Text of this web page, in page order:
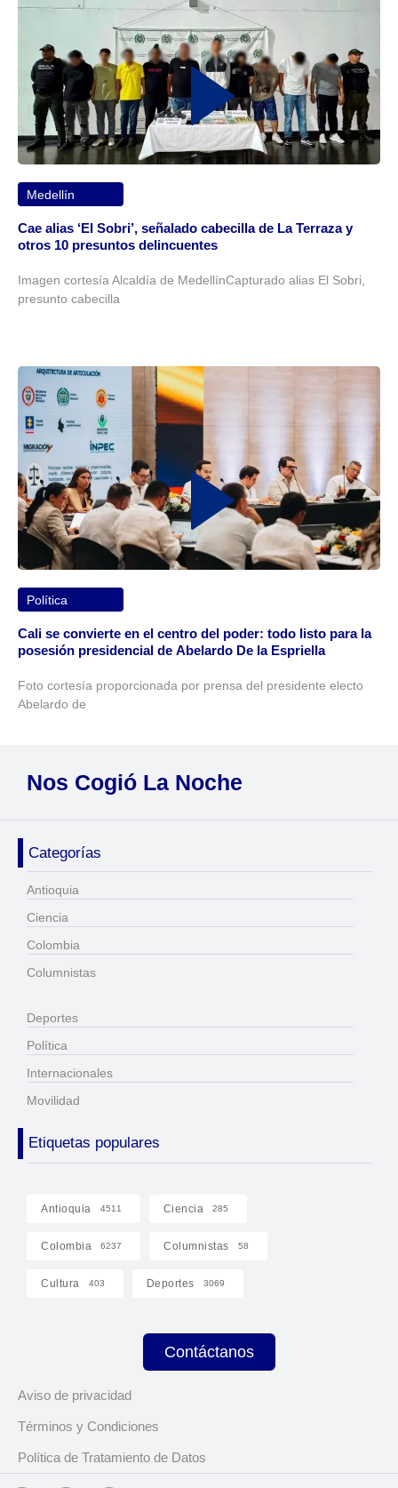
Medellín
Cae alias ‘El Sobri’, señalado cabecilla de La Terraza y
otros 10 presuntos delincuentes
Imagen cortesía Alcaldía de MedellínCapturado alias El Sobri,
presunto cabecilla
Política
Cali se convierte en el centro del poder: todo listo para la
posesión presidencial de Abelardo De la Espriella
Foto cortesía proporcionada por prensa del presidente electo
Abelardo de
Nos Cogió La Noche
Categorías
Antioquia
Ciencia
Colombia
Columnistas
Deportes
Política
Internacionales
Movilidad
Etiquetas populares
Antioquia 4511 Ciencia 285
Colombia 6237 Columnistas 58
Cultura 403 Deportes 3069
Contáctanos
Aviso de privacidad
Términos y Condiciones
Política de Tratamiento de Datos